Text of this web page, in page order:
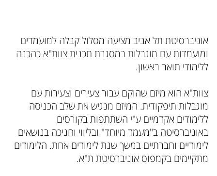
אוניברסיטת תל אביב מציעה מסלול קבלה למועמדים
ומועמדות עם מוגבלות במסגרת תכנית צוות"א כהכנה
ללימודי תואר ראשון.
צוות"א הוא מיזם שהוקם עבור צעירים וצעירות עם
מוגבלות תיפקודית. המיזם מנגיש את שלב הכניסה
ללימודים אקדמיים ע"י השתתפות בקורסים
באוניברסיטה ב"מעמד מיוחד" ובליווי וחניכה בנושאים
לימודיים וחברתיים במשך שנת לימודים אחת. הלימודים
מתקיימים בקמפוס אוניברסיטת ת"א.